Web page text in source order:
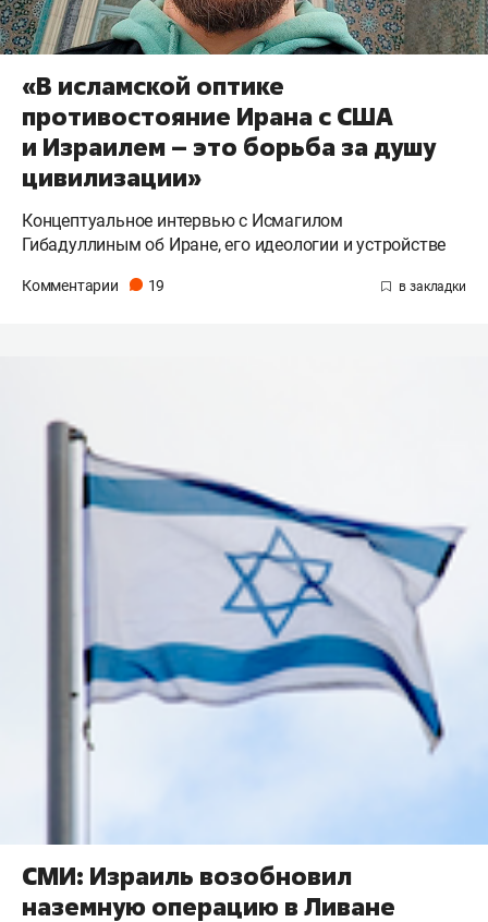
«В исламской оптике
противостояние Ирана с США
и Израилем – это борьба за душу
цивилизации»
Концептуальное интервью с Исмагилом
Гибадуллиным об Иране, его идеологии и устройстве
Комментарии 19
СМИ: Израиль возобновил
наземную операцию в Ливане